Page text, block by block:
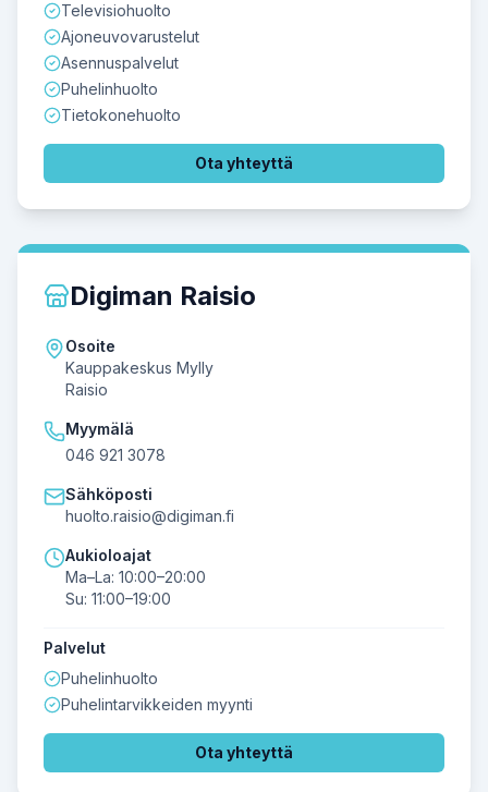
Televisiohuolto
Ajoneuvovarustelut
Asennuspalvelut
Puhelinhuolto
Tietokonehuolto
Ota yhteyttä
Digiman Raisio
Osoite
Kauppakeskus Mylly
Raisio
Myymälä
046 921 3078
Sähköposti
huolto.raisio@digiman.fi
Aukioloajat
Ma–La: 10:00–20:00
Su: 11:00–19:00
Palvelut
Puhelinhuolto
Puhelintarvikkeiden myynti
Ota yhteyttä